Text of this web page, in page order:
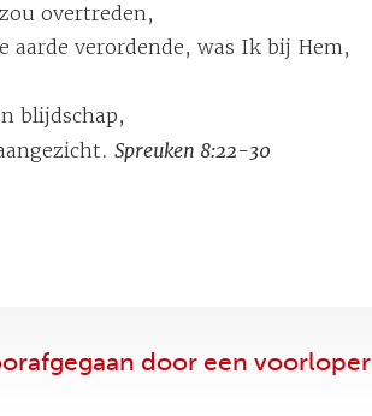
overtreden,
aarde verordende, was Ik bij Hem,
blijdschap,
Spreuken 8:22-30
door een voorloper